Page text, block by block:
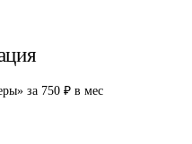
за 750 ₽ в мес